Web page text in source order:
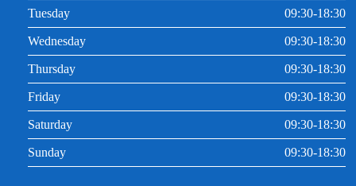
Tuesday 09:30-18:30
Wednesday 09:30-18:30
Thursday 09:30-18:30
Friday 09:30-18:30
Saturday 09:30-18:30
Sunday 09:30-18:30